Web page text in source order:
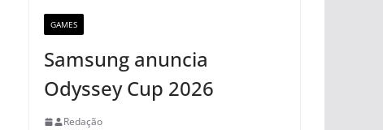
GAMES
Samsung anuncia
Odyssey Cup 2026
Redação